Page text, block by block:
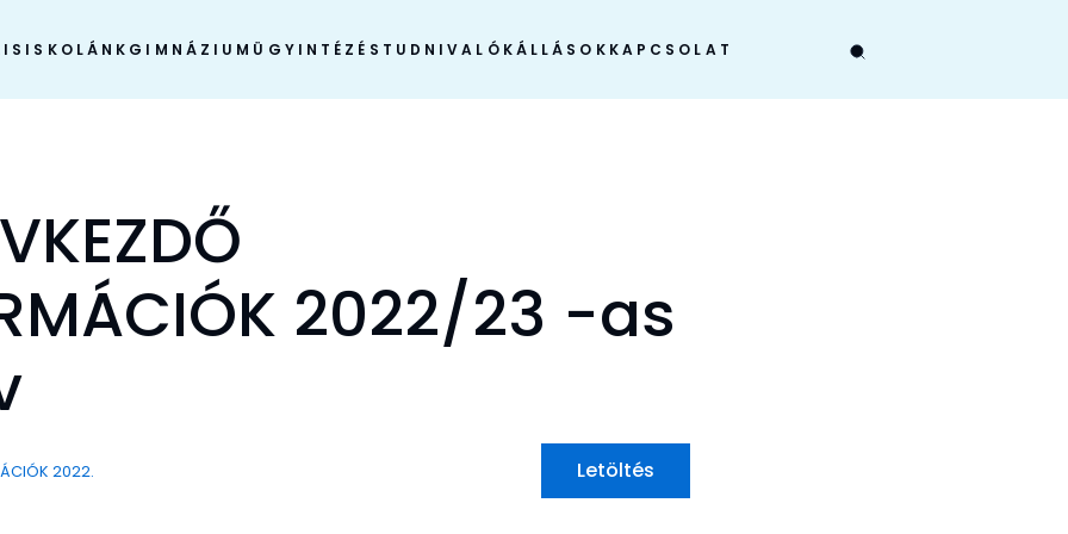
ISKOLÁNK GIMNÁZIUM ÜGYINTÉZÉS TUDNIVALÓKÁLLÁSOK KAPCSOLAT
2022/23 -as
2022. Letöltés